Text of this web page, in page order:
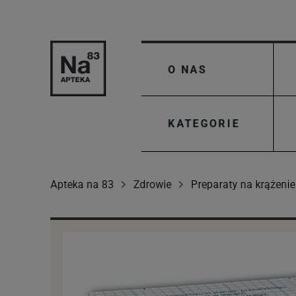
O NAS
KATEGORIE
Apteka na 83 Zdrowie Preparaty na krążenie